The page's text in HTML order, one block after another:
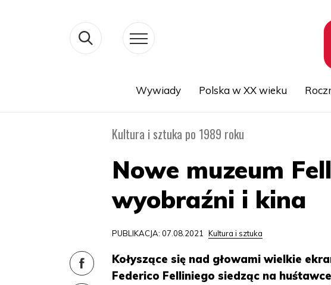
Wywiady Polska w XX wieku
Kultura i sztuka po 1989 roku
Nowe muzeum
wyobraźni i kina
PUBLIKACJA: 07.08.2021 Kultura i sztuka
Kołyszące się nad głowami wielkie
Federico Felliniego siedząc na